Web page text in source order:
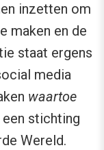
inzetten om
maken en de
staat ergens
media
waartoe
stichting
Wereld.